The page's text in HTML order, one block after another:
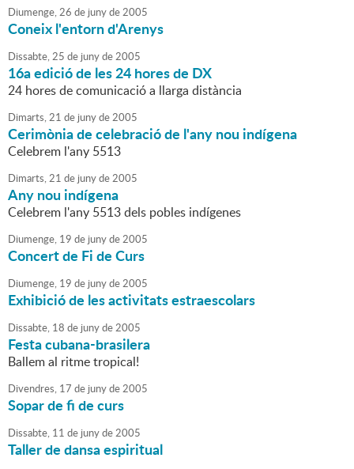
Diumenge,26 de junyde2005
Coneix l'entorn d'Arenys
Dissabte,25 de junyde2005
16a edició de les 24 hores de DX
24 hores de comunicació a llarga distància
Dimarts,21 de junyde2005
Cerimònia de celebració de l'any nou indígena
Celebrem l'any 5513
Dimarts,21 de junyde2005
Any nou indígena
Celebrem l'any 5513 dels pobles indígenes
Diumenge, 19 de junyde2005
Concert de Fi de Curs
Diumenge, 19 de junyde2005
Exhibició de les activitats estraescolars
Dissabte, 18 de junyde2005
Festa cubana-brasilera
Ballem al ritme tropical!
Divendres, 17 de junyde2005
Sopar de fi de curs
Dissabte, 11 de junyde2005
Taller de dansa espiritual